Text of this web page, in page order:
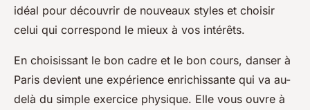
idéal pour découvrir de nouveaux styles et choisir
celui qui correspond le mieux à vos intérêts.
En choisissant le bon cadre et le bon cours, danser à
Paris devient une expérience enrichissante qui va au-
delà du simple exercice physique. Elle vous ouvre à